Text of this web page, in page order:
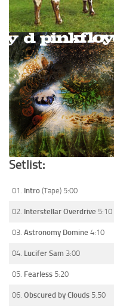
Setlist:
01. Intro (Tape) 5:00
02. Interstellar Overdrive 5:10
03. Astronomy Domine 4:10
04. Lucifer Sam 3:00
05. Fearless 5:20
06. Obscured by Clouds 5.50